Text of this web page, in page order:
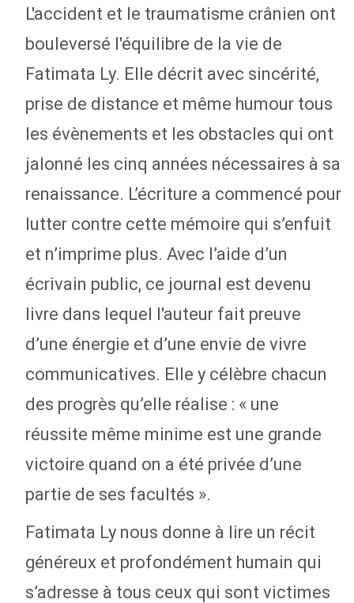
L'accident et le traumatisme crânien ont
bouleversé l'équilibre de la vie de
Fatimata Ly. Elle décrit avec sincérité,
prise de distance et même humour tous
les évènements et les obstacles qui ont
jalonné les cinq années nécessaires à sa
renaissance. L’écriture a commencé pour
lutter contre cette mémoire qui s’enfuit
et n’imprime plus. Avec l’aide d’un
écrivain public, ce journal est devenu
livre dans lequel l'auteur fait preuve
d’une énergie et d’une envie de vivre
communicatives. Elle y célèbre chacun
des progrès qu’elle réalise : « une
réussite même minime est une grande
victoire quand on a été privée d’une
partie de ses facultés ».
Fatimata Ly nous donne à lire un récit
généreux et profondément humain qui
s’adresse à tous ceux qui sont victimes